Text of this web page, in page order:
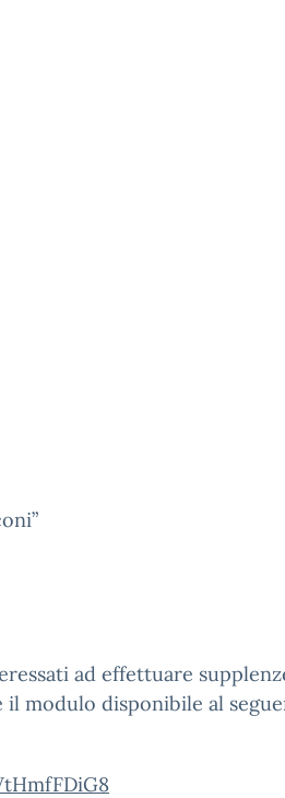
ad effettuare
il modulo disponibile al